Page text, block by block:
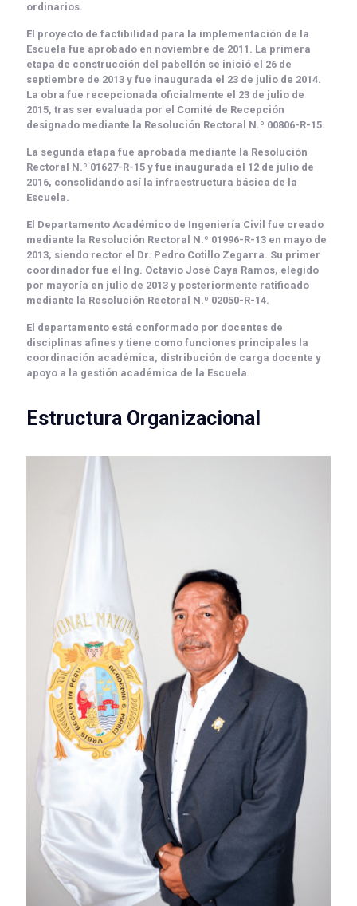
ordinarios.
El proyecto de factibilidad para la implementación de la
Escuela fue aprobado en noviembre de 2011. La primera
etapa de construcción del pabellón se inició el 26 de
septiembre de 2013 y fue inaugurada el 23 de julio de 2014.
La obra fue recepcionada oficialmente el 23 de julio de
2015, tras ser evaluada por el Comité de Recepción
designado mediante la Resolución Rectoral N.º 00806-R-15.
La segunda etapa fue aprobada mediante la Resolución
Rectoral N.º 01627-R-15 y fue inaugurada el 12 de julio de
2016, consolidando así la infraestructura básica de la
Escuela.
El Departamento Académico de Ingeniería Civil fue creado
mediante la Resolución Rectoral N.º 01996-R-13 en mayo de
2013, siendo rector el Dr. Pedro Cotillo Zegarra. Su primer
coordinador fue el Ing. Octavio José Caya Ramos, elegido
por mayoría en julio de 2013 y posteriormente ratificado
mediante la Resolución Rectoral N.º 02050-R-14.
El departamento está conformado por docentes de
disciplinas afines y tiene como funciones principales la
coordinación académica, distribución de carga docente y
apoyo a la gestión académica de la Escuela.
Estructura Organizacional